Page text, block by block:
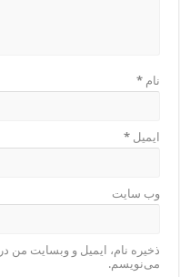
نام*
ایمیل*
وب‌ سایت
ذخیره نام، ایمیل و وبسایت من
می‌نویسم.